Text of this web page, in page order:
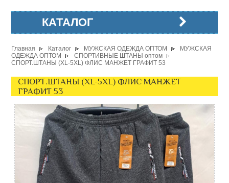
КАТАЛОГ
Главная Каталог МУЖСКАЯ ОДЕЖДА ОПТОМ
МУЖСКАЯ
ОДЕЖДА ОПТОМ
СПОРТИВНЫЕ ШТАНЫ оптом
СПОРТ.ШТАНЫ (XL-5XL) ФЛИС МАНЖЕТ ГРАФИТ 53
СПОРТ.ШТАНЫ (XL-5XL) ФЛИС МАНЖЕТ
ГРАФИТ 53